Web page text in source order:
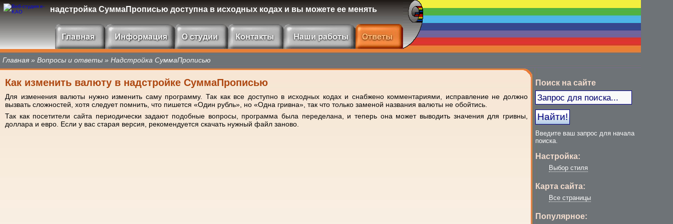
надстройка СуммаПрописью доступна в исходных кодах и вы можете ее менять
Главная » Вопросы и ответы » Надстройка СуммаПрописью
Как изменить валюту в надстройке СуммаПрописью
Для изменения валюты нужно изменить саму программу. Так как все доступно в исходных кодах и снабжено комментариями, исправление не должно
вызвать сложностей, хотя следует помнить, что пишется «Один рубль», но «Одна гривна», так что только заменой названия валюты не обойтись.
Так как посетители сайта периодически задают подобные вопросы, программа была переделана, и теперь она может выводить значения для гривны,
доллара и евро. Если у вас старая версия, рекомендуется скачать нужный файл заново.
Поиск на сайте
Введите ваш запрос для начала
поиска.
Настройка:
Выбор стиля
Карта сайта:
Все страницы
Популярное: